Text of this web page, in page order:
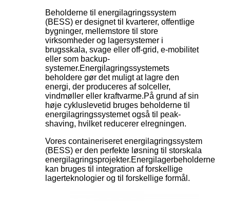
Beholderne til energilagringssystem
(BESS) er designet til kvarterer, offentlige
bygninger, mellemstore til store
virksomheder og lagersystemer i
brugsskala, svage eller off-grid, e-mobilitet
eller som backup-
systemer.Energilagringssystemets
beholdere gør det muligt at lagre den
energi, der produceres af solceller,
vindmøller eller kraftvarme.På grund af sin
høje cykluslevetid bruges beholderne til
energilagringssystemet også til peak-
shaving, hvilket reducerer elregningen.
Vores containeriseret energilagringssystem
(BESS) er den perfekte løsning til storskala
energilagringsprojekter.Energilagerbeholderne
kan bruges til integration af forskellige
lagerteknologier og til forskellige formål.